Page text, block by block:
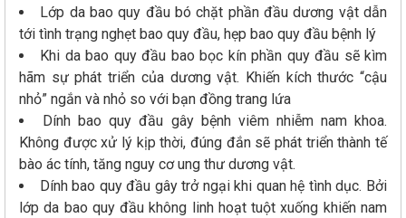
Lớp da bao quy đầu bó chặt phần đầu dương vật dẫn
tới tình trạng nghẹt bao quy đầu, hẹp bao quy đầu bệnh lý
Khi da bao quy đầu bao bọc kín phần quy đầu sẽ kìm
hãm sự phát triển của dương vật. Khiến kích thước “cậu
nhỏ” ngắn và nhỏ so với bạn đồng trang lứa
Dính bao quy đầu gây bệnh viêm nhiễm nam khoa.
Không được xử lý kịp thời, đúng đắn sẽ phát triển thành tế
bào ác tính, tăng nguy cơ ung thư dương vật.
Dính bao quy đầu gây trở ngại khi quan hệ tình dục. Bởi
lớp da bao quy đầu không linh hoạt tuột xuống khiến nam